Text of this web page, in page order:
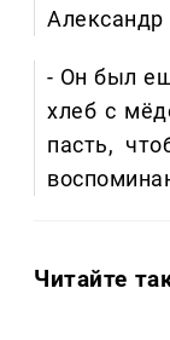
- Он был
хлеб с
пасть,
Читайте